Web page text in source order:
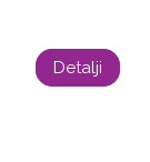
Detalji